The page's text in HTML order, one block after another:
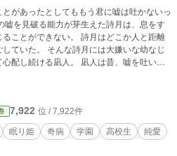
があったとしてももう君に嘘は吐かないっ
ことができない。 詩月はどこか人と距離
は大嫌いな幼なじ
配し続ける凪人。 凪人は昔、嘘を吐いた
ったことを悔やんでいた。 話しかけるこ
たところから詩月のことを見守り続ける凪
それから大嫌いだった。 ある日、詩
。 時を同じくして、凪人は自分が現代の
たことを知った。 それは身体に充満して
ついてしまうという病だった。 凪人は自
ただ凪人のそばで笑って
7,922 位 / 7,922件
眠り姫 奇病 学園 高校生
純愛